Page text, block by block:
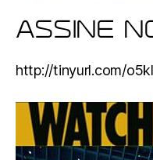
ASSINE
http://tinyurl.com/